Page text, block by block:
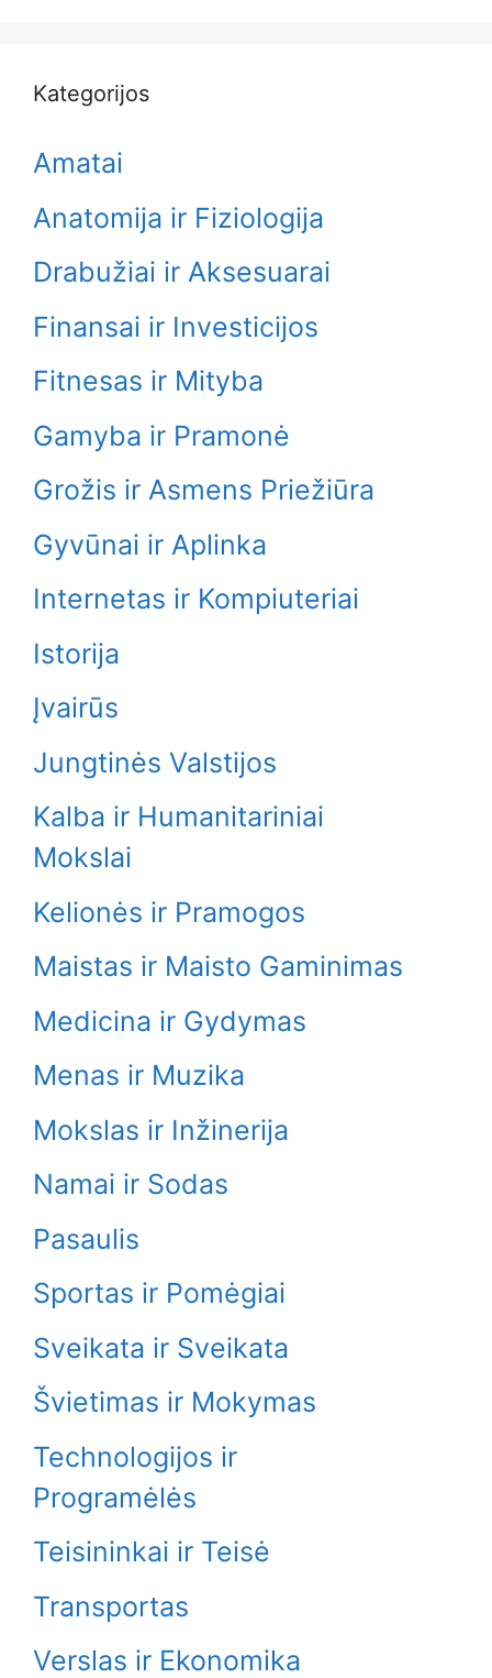
Kategorijos
Amatai
Anatomija ir Fiziologija
Drabužiai ir Aksesuarai
Finansai ir Investicijos
Fitnesas ir Mityba
Gamyba ir Pramonė
Grožis ir Asmens Priežiūra
Gyvūnai ir Aplinka
Internetas ir Kompiuteriai
Istorija
Įvairūs
Jungtinės Valstijos
Kalba ir Humanitariniai
Mokslai
Kelionės ir Pramogos
Maistas ir Maisto Gaminimas
Medicina ir Gydymas
Menas ir Muzika
Mokslas ir Inžinerija
Namai ir Sodas
Pasaulis
Sportas ir Pomėgiai
Sveikata ir Sveikata
Švietimas ir Mokymas
Technologijos ir
Programėlės
Teisininkai ir Teisė
Transportas
Verslas ir Ekonomika